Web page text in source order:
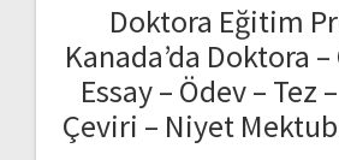
Doktora Eğitim
Kanada’da Doktora
Essay – Ödev – Tez
Çeviri – Niyet